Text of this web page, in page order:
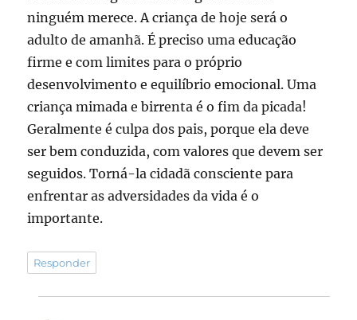
ninguém merece. A criança de hoje será o
adulto de amanhã. É preciso uma educação
firme e com limites para o próprio
desenvolvimento e equilíbrio emocional. Uma
criança mimada e birrenta é o fim da picada!
Geralmente é culpa dos pais, porque ela deve
ser bem conduzida, com valores que devem ser
seguidos. Torná-la cidadã consciente para
enfrentar as adversidades da vida é o
importante.
Responder